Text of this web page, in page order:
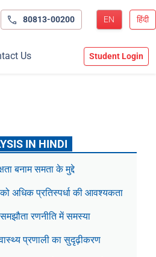
80813-00200 EN हिंदी
Us Student Login
IN HINDI
बनाम समता के मुद्दे
को अधिक प्रतिस्पर्धा की आवश्यकता
रणनीति में समस्या
प्रणाली का सुदृढ़ीकरण